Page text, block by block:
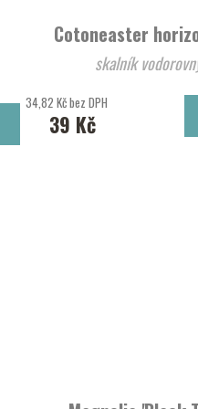
Cotoneaster
skalník
34,82 Kč bez DPH
39 Kč